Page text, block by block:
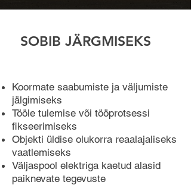
SOBIB JÄRGMISEKS
Koormate saabumiste ja väljumiste
jälgimiseks
Tööle tulemise või tööprotsessi
fikseerimiseks
Objekti üldise olukorra reaalajaliseks
vaatlemiseks
Väljaspool elektriga kaetud alasid
paiknevate tegevuste